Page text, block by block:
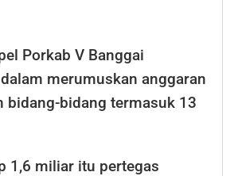
Porkab V Banggai
merumuskan anggaran
bidang-bidang termasuk 13
1,6 miliar itu pertegas